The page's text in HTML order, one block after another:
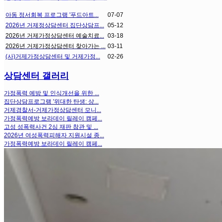
아동 정서회복 프로그램 '푸드아트...
07-07
2026년 거제정상담센터 집단상담프... 05-12
2026년 거제가정상담센터 예술치료... 03-18
2026년 거제가정상담센터 찾아가는 ... 03-11
(사)거제가정상담센터 및 거제가정...
02-26
상담센터 갤러리
가정폭력 예방 및 인식개선을 위한 ...
집단상담프로그램 '위대한 탄생: 상...
거제경찰서-거제가정상담센터 모니...
가정폭력예방 보라데이 릴레이 캠페...
고성 성폭력사건 2심 재판 참관 및 ...
2026년 여성폭력피해자 지원시설 종...
가정폭력예방 보라데이 릴레이 캠페...